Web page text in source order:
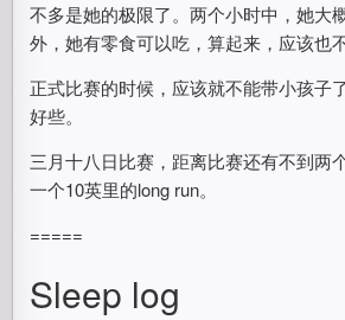
不多是她的极限了。两个小时中，她大
外，她有零食可以吃，算起来，应该也
正式比赛的时候，应该就不能带小孩子
好些。
三月十八日比赛，距离比赛还有不到两
一个10英里的long run。
=====
Sleep log